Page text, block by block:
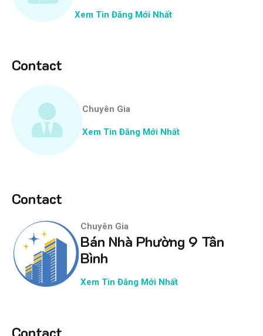
Xem Tin Đăng Mới Nhất
Contact
Chuyên Gia
Xem Tin Đăng Mới Nhất
Contact
Chuyên Gia
Bán Nhà Phường 9 Tân
Bình
Xem Tin Đăng Mới Nhất